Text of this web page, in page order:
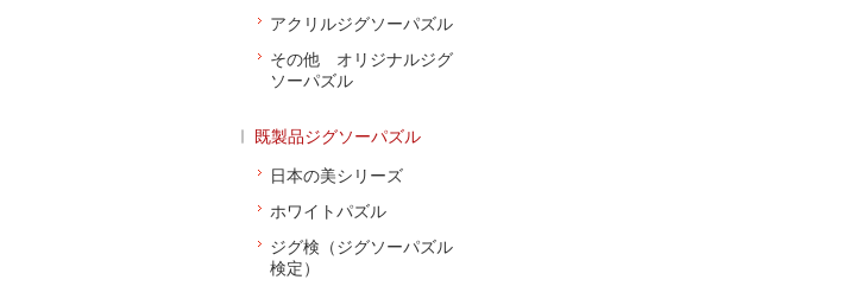
アクリルジグソーパズル
その他 オリジナルジグ
ソーパズル
既製品ジグソーパズル
日本の美シリーズ
ホワイトパズル
ジグ検（ジグソーパズル
検定）